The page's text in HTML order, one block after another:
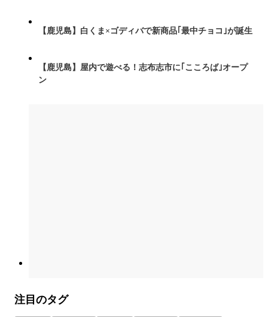
【鹿児島】白くま×ゴディバで新商品｢最中チョコ｣が誕生
【鹿児島】屋内で遊べる！志布志市に｢こころば｣オープ
ン
注目のタグ